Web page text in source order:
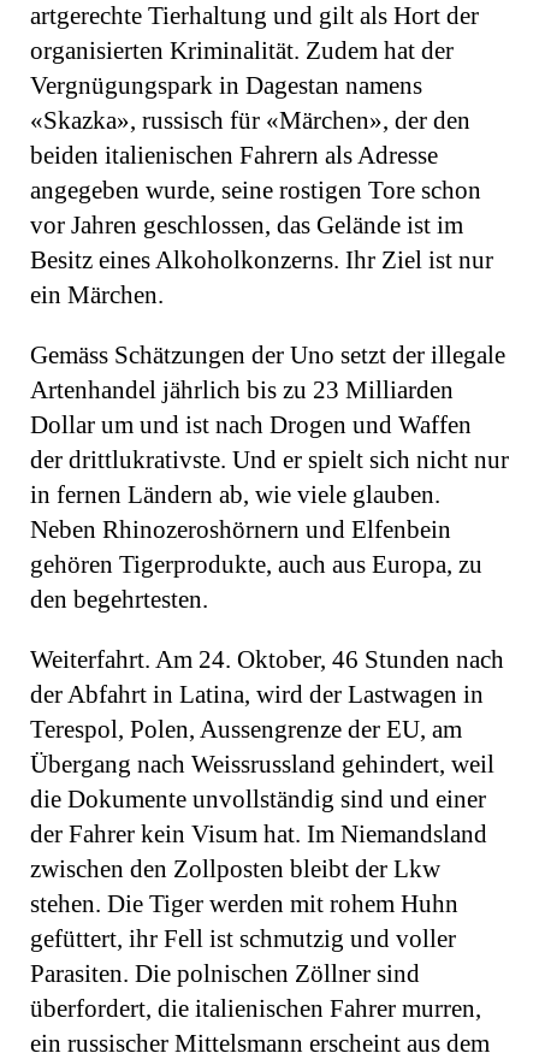
artgerechte Tierhaltung und gilt als Hort der
organisierten Kriminalität. Zudem hat der
Vergnügungspark in Dagestan namens
«Skazka», russisch für «Märchen», der den
beiden italienischen Fahrern als Adresse
angegeben wurde, seine rostigen Tore schon
vor Jahren geschlossen, das Gelände ist im
Besitz eines Alkoholkonzerns. Ihr Ziel ist nur
ein Märchen.
Gemäss Schätzungen der Uno setzt der illegale
Artenhandel jährlich bis zu 23 Milliarden
Dollar um und ist nach ­Drogen und Waffen
der drittlukrativste. Und er spielt sich nicht nur
in fernen Ländern ab, wie viele glauben.
Neben Rhinozeroshörnern und Elfenbein
gehören Tigerprodukte, auch aus Europa, zu
den begehrtesten.
Weiterfahrt. Am 24. Oktober, 46 Stunden nach
der Abfahrt in Latina, wird der Lastwagen in
Terespol, Polen, Aussengrenze der EU, am
Übergang nach Weissrussland gehindert, weil
die Dokumente unvollständig sind und einer
der Fahrer kein Visum hat. Im Niemandsland
zwischen den Zollposten bleibt der Lkw
stehen. Die Tiger werden mit rohem Huhn
gefüttert, ihr Fell ist schmutzig und voller
Parasiten. Die polnischen Zöllner sind
überfordert, die italienischen Fahrer murren,
ein russischer Mittelsmann erscheint aus dem